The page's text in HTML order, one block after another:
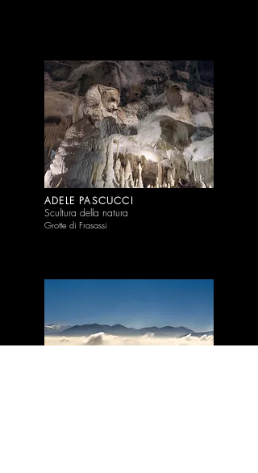
ADELE PASCUCCI
Scultura della natura
Grotte di Frasassi